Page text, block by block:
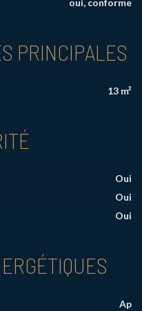
PRINCIPALES
13 m²
Oui
Oui
Oui
Ap